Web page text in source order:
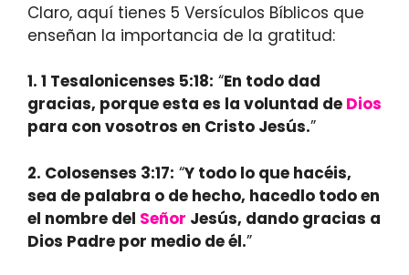
Claro, aquí tienes 5 Versículos Bíblicos que
enseñan la importancia de la gratitud:
1. 1 Tesalonicenses 5:18: “En todo dad
gracias, porque esta es la voluntad de Dios
para con vosotros en Cristo Jesús.”
2. Colosenses 3:17: “Y todo lo que hacéis,
sea de palabra o de hecho, hacedlo todo en
el nombre del Señor Jesús, dando gracias a
Dios Padre por medio de él.”